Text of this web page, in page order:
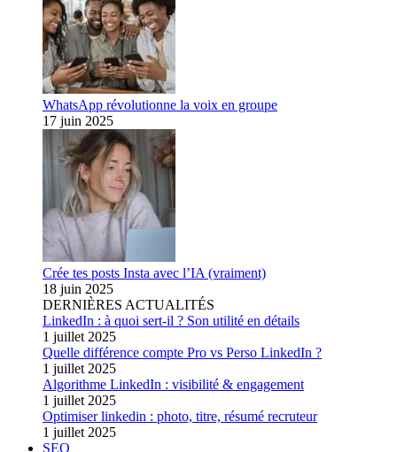
WhatsApp révolutionne la voix en groupe
17 juin 2025
Crée tes posts Insta avec l’IA (vraiment)
18 juin 2025
DERNIÈRES ACTUALITÉS
LinkedIn : à quoi sert-il ? Son utilité en détails
1 juillet 2025
Quelle différence compte Pro vs Perso LinkedIn ?
1 juillet 2025
Algorithme LinkedIn : visibilité & engagement
1 juillet 2025
Optimiser linkedin : photo, titre, résumé recruteur
1 juillet 2025
SEO